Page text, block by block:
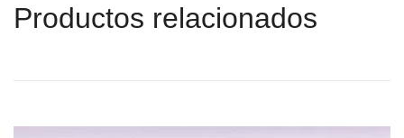
Productos relacionados